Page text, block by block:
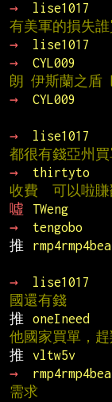
→
lise1017
有美軍的損失誰
→
lise1017
→
CYL009
朗 伊斯蘭之盾
→
CYL009
→
lise1017
都很有錢亞州買
→
thirtyto
收費  可以啦賺
噓
TWeng
→
tengobo
推
→
lise1017
國還有錢
推
oneIneed
他國家買單，
推
vltw5v
→
需求